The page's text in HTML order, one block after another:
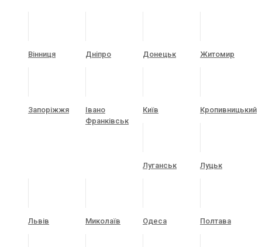
Вінниця Дніпро Донецьк Житомир
Запоріжжя
Івано
Франківськ
Київ Кропивницький
Луганськ Луцьк
Львів Миколаїв Одеса Полтава